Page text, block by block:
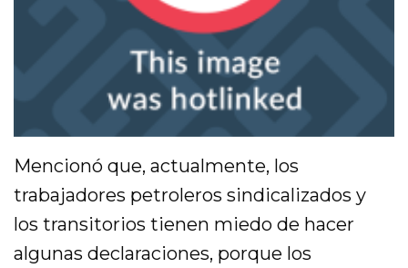
Mencionó que, actualmente, los
trabajadores petroleros sindicalizados y
los transitorios tienen miedo de hacer
algunas declaraciones, porque los